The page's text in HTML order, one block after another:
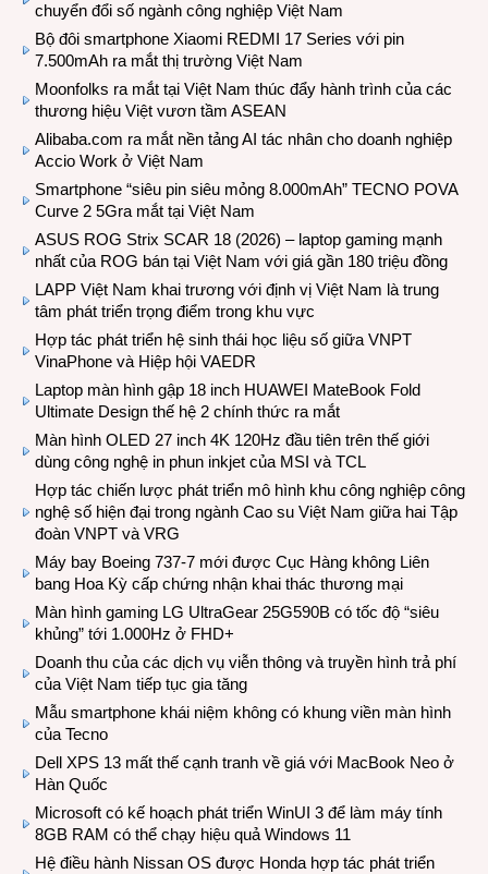
chuyển đổi số ngành công nghiệp Việt Nam
Bộ đôi smartphone Xiaomi REDMI 17 Series với pin
7.500mAh ra mắt thị trường Việt Nam
Moonfolks ra mắt tại Việt Nam thúc đẩy hành trình của các
thương hiệu Việt vươn tầm ASEAN
Alibaba.com ra mắt nền tảng AI tác nhân cho doanh nghiệp
Accio Work ở Việt Nam
Smartphone “siêu pin siêu mỏng 8.000mAh” TECNO POVA
Curve 2 5Gra mắt tại Việt Nam
ASUS ROG Strix SCAR 18 (2026) – laptop gaming mạnh
nhất của ROG bán tại Việt Nam với giá gần 180 triệu đồng
LAPP Việt Nam khai trương với định vị Việt Nam là trung
tâm phát triển trọng điểm trong khu vực
Hợp tác phát triển hệ sinh thái học liệu số giữa VNPT
VinaPhone và Hiệp hội VAEDR
Laptop màn hình gập 18 inch HUAWEI MateBook Fold
Ultimate Design thế hệ 2 chính thức ra mắt
Màn hình OLED 27 inch 4K 120Hz đầu tiên trên thế giới
dùng công nghệ in phun inkjet của MSI và TCL
Hợp tác chiến lược phát triển mô hình khu công nghiệp công
nghệ số hiện đại trong ngành Cao su Việt Nam giữa hai Tập
đoàn VNPT và VRG
Máy bay Boeing 737-7 mới được Cục Hàng không Liên
bang Hoa Kỳ cấp chứng nhận khai thác thương mại
Màn hình gaming LG UltraGear 25G590B có tốc độ “siêu
khủng” tới 1.000Hz ở FHD+
Doanh thu của các dịch vụ viễn thông và truyền hình trả phí
của Việt Nam tiếp tục gia tăng
Mẫu smartphone khái niệm không có khung viền màn hình
của Tecno
Dell XPS 13 mất thế cạnh tranh về giá với MacBook Neo ở
Hàn Quốc
Microsoft có kế hoạch phát triển WinUI 3 để làm máy tính
8GB RAM có thể chạy hiệu quả Windows 11
Hệ điều hành Nissan OS được Honda hợp tác phát triển